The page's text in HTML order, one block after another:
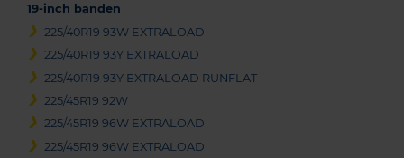
19-inch banden
225/40R19 93W EXTRALOAD
225/40R19 93Y EXTRALOAD
225/40R19 93Y EXTRALOAD RUNFLAT
225/45R19 92W
225/45R19 96W EXTRALOAD
225/45R19 96W EXTRALOAD